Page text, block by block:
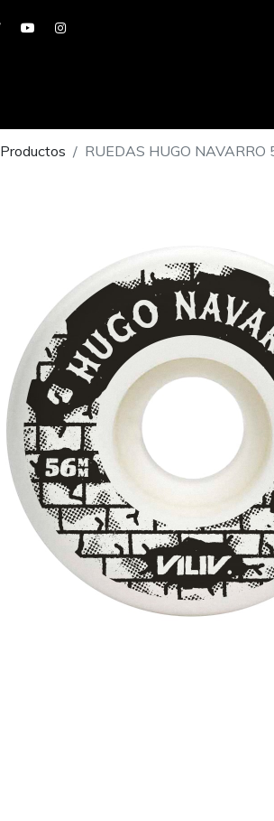
Productos RUEDAS HUGO NAVARRO